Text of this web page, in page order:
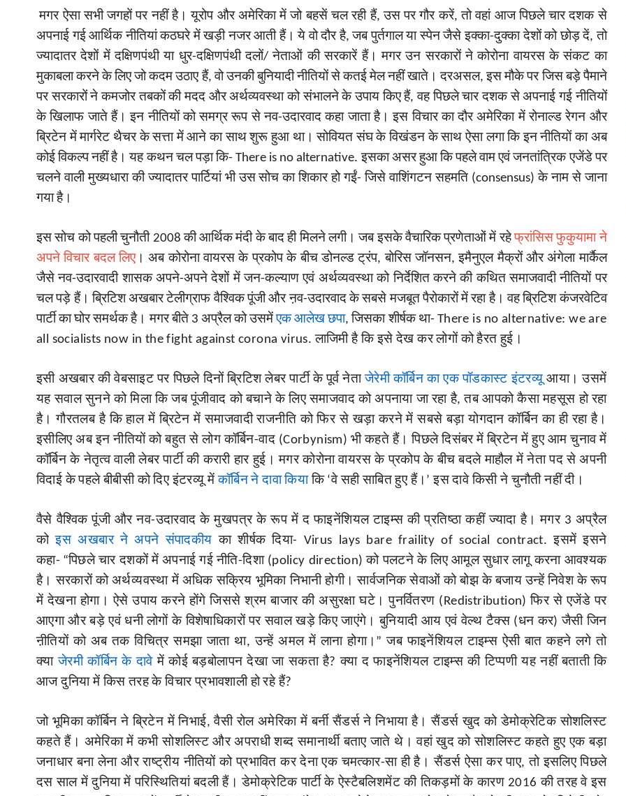
मगर ऐसा सभी जगहों पर नहीं है। यूरोप और अमेरिका में जो बहसें चल रही हैं, उस पर गौर करें, तो वहां आज पिछले चार दशक से
अपनाई गई आर्थिक नीतियां कठघरे में खड़ी नजर आती हैं। ये वो दौर है, जब पुर्तगाल या स्पेन जैसे इक्का-दुक्का देशों को छोड़ दें, तो
ज्यादातर देशों में दक्षिणपंथी या धुर-दक्षिणपंथी दलों/ नेताओं की सरकारें हैं। मगर उन सरकारों ने कोरोना वायरस के संकट का
मुकाबला करने के लिए जो कदम उठाए हैं, वो उनकी बुनियादी नीतियों से कतई मेल नहीं खाते। दरअसल, इस मौके पर जिस बड़े पैमाने
पर सरकारों ने कमजोर तबकों की मदद और अर्थव्यवस्था को संभालने के उपाय किए हैं, वह पिछले चार दशक से अपनाई गई नीतियों
के खिलाफ जाते हैं। इन नीतियों को समग्र रूप से नव-उदारवाद कहा जाता है। इस विचार का दौर अमेरिका में रोनाल्ड रेगन और
ब्रिटेन में मार्गरेट थैचर के सत्ता में आने का साथ शुरू हुआ था। सोवियत संघ के विखंडन के साथ ऐसा लगा कि इन नीतियों का अब
कोई विकल्प नहीं है। यह कथन चल पड़ा कि-There is no alternative. इसका असर हुआ कि पहले वाम एवं जनतांत्रिक एजेंडे पर
चलने वाली मुख्यधारा की ज्यादातर पार्टियां भी उस सोच का शिकार हो गईं- जिसे वाशिंगटन सहमति (consensus)के नाम से जाना
गया है।
इस सोच को पहली चुनौती 2008 की आर्थिक मंदी के बाद ही मिलने लगी। जब इसके वैचारिक प्रणेताओं में रहे फ्रांसिस फुकुयामा ने
अपने विचार बदल लिए। अब कोरोना वायरस के प्रकोप के बीच डोनल्ड ट्रंप, बोरिस जॉनसन, इमैनुएल मैक्रों और अंगेला मार्कैल
जैसे नव-उदारवादी शासक अपने-अपने देशों में जन-कल्याण एवं अर्थव्यवस्था को निर्देशित करने की कथित समाजवादी नीतियों पर
चल पड़े हैं। ब्रिटिश अखबार टेलीग्राफ वैश्विक पूंजी और ऩव-उदारवाद के सबसे मजबूत पैरोकारों में रहा है। वह ब्रिटिश कंजरवेटिव
पार्टी का घोर समर्थक है। मगर बीते 3 अप्रैल को उसमेंएक आलेख छपा, जिसका शीर्षक था- There is no alternative: we are
all socialists now in the fight against corona virus. लाजिमी है कि इसे देख कर लोगों को हैरत हुई।
इसी अखबार की वेबसाइट पर पिछले दिनों ब्रिटिश लेबर पार्टी के पूर्व नेता जेरेमी कॉर्बिन का एक पॉडकास्ट इंटरव्यूआया। उसमें
यह सवाल सुनने को मिला कि जब पूंजीवाद को बचाने के लिए समाजवाद को अपनाया जा रहा है, तब आपको कैसा महसूस हो रहा
है। गौरतलब है कि हाल में ब्रिटेन में समाजवादी राजनीति को फिर से खड़ा करने में सबसे बड़ा योगदान कॉर्बिन का ही रहा है।
इसीलिए अब इन नीतियों को बहुत से लोग कॉर्बिन-वाद (Corbynism) भी कहते हैं। पिछले दिसंबर में ब्रिटेन में हुए आम चुनाव में
कॉर्बिन के नेतृत्व वाली लेबर पार्टी की करारी हार हुई। मगर कोरोना वायरस के प्रकोप के बीच बदले माहौल में नेता पद से अपनी
विदाई के पहले बीबीसी को दिए इंटरव्यू में कॉर्बिन ने दावा कियाकि ‘वे सही साबित हुए हैं। ’इस दावे किसी ने चुनौती नहीं दी।
वैसे वैश्विक पूंजी और नव-उदारवाद के मुखपत्र के रूप में द फाइनेंशियल टाइम्स की प्रतिष्ठा कहीं ज्यादा है। मगर 3 अप्रैल
को इस अखबार ने अपने संपादकीय का शीर्षक दिया- Virus lays bare fraility of social contract.इसमें इसने
कहा- “पिछले चार दशकों में अपनाई गई नीति-दिशा (policy direction)को पलटने के लिए आमूल सुधार लागू करना आवश्यक
है। सरकारों को अर्थव्यवस्था में अधिक सक्रिय भूमिका निभानी होगी। सार्वजनिक सेवाओं को बोझ के बजाय उन्हें निवेश के रूप
में देखना होगा। ऐसे उपाय करने होंगे जिससे श्रम बाजार की असुरक्षा घटे। पुनर्वितरण (Redistribution) फिर से एजेंडे पर
आएगा और बड़े एवं धनी लोगों के विशेषाधिकारों पर सवाल खड़े किए जाएंगे। बुनियादी आय एवं वेल्थ टैक्स (धन कर) जैसी जिन
ऩीतियों को अब तक विचित्र समझा जाता था, उन्हें अमल में लाना होगा। ”जब फाइनेंशियल टाइम्स ऐसी बात कहने लगे तो
क्या जेरमी कॉर्बिन के दावेमें कोई बड़बोलापन देखा जा सकता है? क्या द फाइनेंशियल टाइम्स की टिप्पणी यह नहीं बताती कि
आज दुनिया में किस तरह के विचार प्रभावशाली हो रहे हैं?
जो भूमिका कॉर्बिन ने ब्रिटेन में निभाई, वैसी रोल अमेरिका में बर्नी सैंडर्स ने निभाया है। सैंडर्स खुद को डेमोक्रेटिक सोशलिस्ट
कहते हैं। अमेरिका में कभी सोशलिस्ट और अपराधी शब्द समानार्थी बताए जाते थे। वहां खुद को सोशलिस्ट कहते हुए एक बड़ा
जनाधार बना लेना और राष्ट्रीय नीतियों को प्रभावित कर देना एक चमत्कार-सा ही है। सैंडर्स ऐसा कर पाए, तो इसलिए पिछले
दस साल में दुनिया में परिस्थितियां बदली हैं। डेमोक्रेटिक पार्टी के ऐस्टैबलिशमेंट की तिकड़मों के कारण 2016 की तरह वे इस
की भूख
याचिका पर
क्या डाली जा सकती है साझे इतिहास पर साझी नज़र
रीवा में कांग्रेस नेता अमित कोल की सरेराह हत्या, HDFC
मध्य प्रदेश के रीवा में मंगलवार रात कांग्रेस एसटी प्रकोष्ठ
जिलाध्यक्ष अमित कोल की...